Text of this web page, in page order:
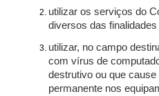
utilizar os serviços do
diversos das finalidades
utilizar, no campo
com vírus de
destrutivo ou que
permanente nos